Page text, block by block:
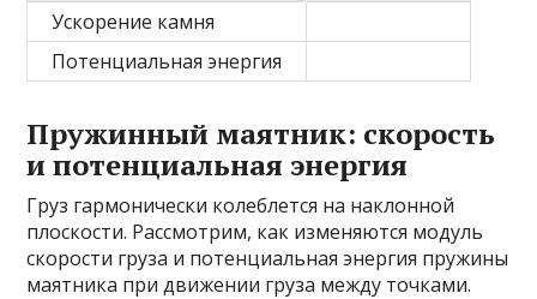
Ускорение камня
Потенциальная энергия
Пружинный маятник: скорость
и потенциальная энергия
Груз гармонически колеблется на наклонной
плоскости. Рассмотрим, как изменяются модуль
скорости груза и потенциальная энергия пружины
маятника при движении груза между точками.